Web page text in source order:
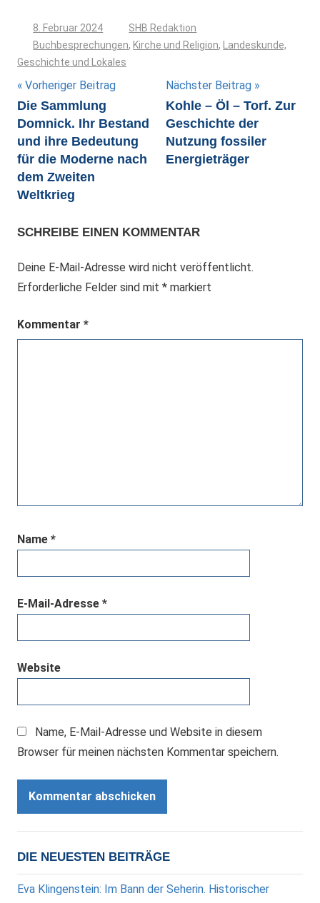
8. Februar 2024
SHB Redaktion
Buchbesprechungen, Kirche und Religion,
Landeskunde,
Geschichte und Lokales
Beitragsnavigation
Vorheriger Beitrag
Die Sammlung
Domnick. Ihr Bestand
und ihre Bedeutung
für die Moderne nach
dem Zweiten
Weltkrieg
Nächster Beitrag
Kohle – Öl – Torf. Zur
Geschichte der
Nutzung fossiler
Energieträger
SCHREIBE EINEN KOMMENTAR
Deine E-Mail-Adresse wird nicht veröffentlicht.
Erforderliche Felder sind mit * markiert
Kommentar *
Name *
E-Mail-Adresse *
Website
Name, E-Mail-Adresse und Website in diesem
Browser für meinen nächsten Kommentar speichern.
DIE NEUESTEN BEITRÄGE
Eva Klingenstein: Im Bann der Seherin. Historischer